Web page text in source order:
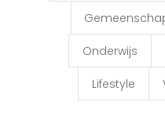
Onderwijs
Lifestyle